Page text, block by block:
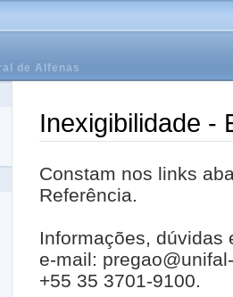
de Alfenas
Inexigibilidade -
Constam nos links
Referência.
Informações, dúvidas
e-mail:
+55 35 3701-9100.